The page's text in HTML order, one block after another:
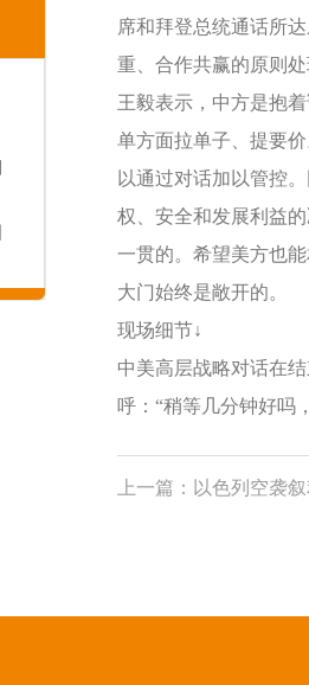
席和拜登总统通话所
重、合作共赢的原则
王毅表示，中方是抱
单方面拉单子、提要
以通过对话加以管控
权、安全和发展利益
一贯的。希望美方也
大门始终是敞开的。
现场细节↓
中美高层战略对话在
呼：“稍等几分钟好吗
上一篇： 以色列空袭